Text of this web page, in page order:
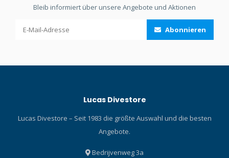
Bleib informiert über unsere Angebote und Aktionen
Abonnieren
Lucas Divestore
Lucas Divestore – Seit 1983 die größte Auswahl und die besten
Angebote.
Bedrijvenweg 3a